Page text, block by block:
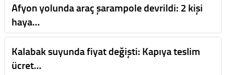
Afyon yolunda araç şarampole devrildi: 2 kişi
haya…
Kalabak suyunda fiyat değişti: Kapıya teslim
ücret…